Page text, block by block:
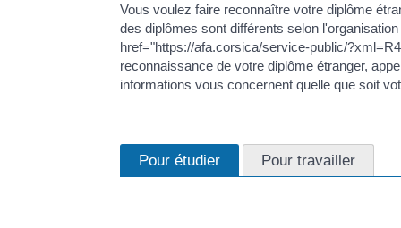
Vous voulez faire reconnaître votre diplôme
des diplômes sont différents selon
href="https://afa.corsica/service-public/
reconnaissance de votre diplôme étranger,
informations vous concernent quelle que soit
Pour étudier Pour travailler